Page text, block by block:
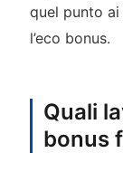
quel punto
l’eco bonus.
Quali
bonus